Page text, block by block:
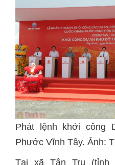
Phát lệnh khởi công
Phước Vĩnh Tây. Ảnh:
Tại xã Tân Trụ (tỉnh